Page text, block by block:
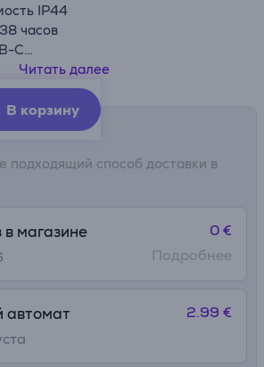
IP44
часов
C
корпус
Читать далее
В корзину
доставки
подходящий способ доставки в
магазине
0 €
Подробнее
автомат 2.99 €